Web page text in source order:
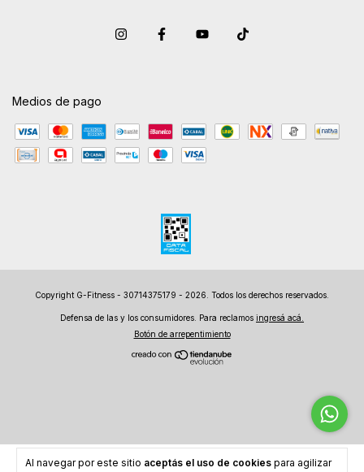
Al navegar por este sitio aceptás el uso de cookies para agilizar
Medios de pago
Copyright G-Fitness - 30714375179 - 2026. Todos los derechos reservados.
Defensa de las y los consumidores. Para reclamos ingresá acá.
Botón de arrepentimiento